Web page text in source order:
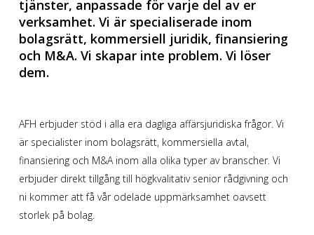
tjänster, anpassade för varje del av er
verksamhet. Vi är specialiserade inom
bolagsrätt, kommersiell juridik, finansiering
och M&A. Vi skapar inte problem. Vi löser
dem.
AFH erbjuder stöd i alla era dagliga affärsjuridiska frågor. Vi
är specialister inom bolagsrätt, kommersiella avtal,
finansiering och M&A inom alla olika typer av branscher. Vi
erbjuder direkt tillgång till högkvalitativ senior rådgivning och
ni kommer att få vår odelade uppmärksamhet oavsett
storlek på bolag.